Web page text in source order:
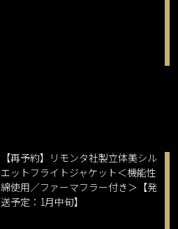
【再予約】リモンタ社製立体美シル
エットフライトジャケット＜機能性
綿使用／ファーマフラー付き＞【発
送予定：1月中旬】